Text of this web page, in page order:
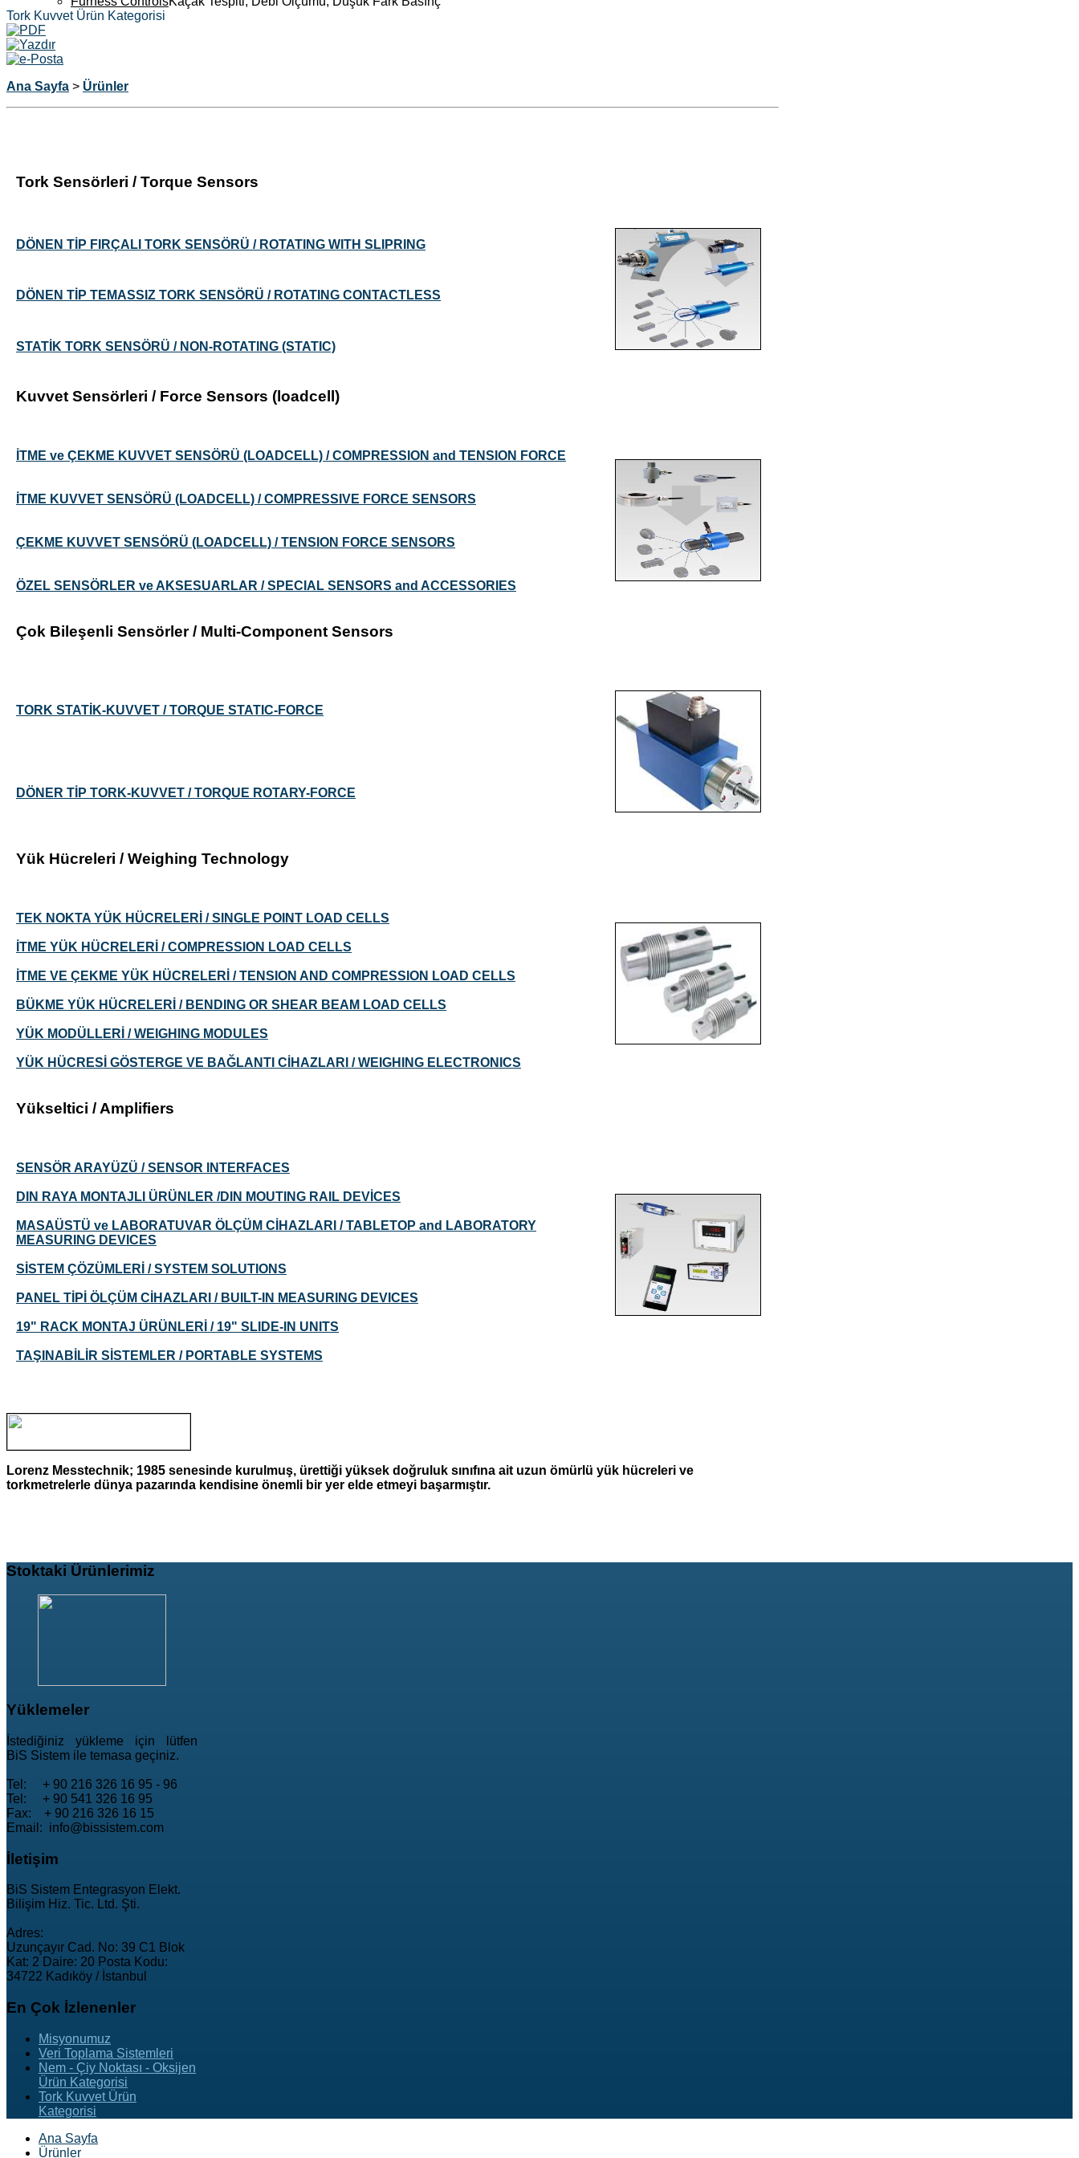
Tork Kuvvet Ürün Kategorisi
Ana Sayfa > Ürünler
Tork Sensörleri / Torque Sensors
DÖNEN TİP FIRÇALI TORK SENSÖRÜ / ROTATING WITH SLIPRING
DÖNEN TİP TEMASSIZ TORK SENSÖRÜ / ROTATING CONTACTLESS
STATİK TORK SENSÖRÜ / NON-ROTATING (STATIC)
Kuvvet Sensörleri / Force Sensors (loadcell)
İTME ve ÇEKME KUVVET SENSÖRÜ (LOADCELL) / COMPRESSION and TENSION FORCE
İTME KUVVET SENSÖRÜ (LOADCELL) / COMPRESSIVE FORCE SENSORS
ÇEKME KUVVET SENSÖRÜ (LOADCELL) / TENSION FORCE SENSORS
ÖZEL SENSÖRLER ve AKSESUARLAR / SPECIAL SENSORS and ACCESSORIES
Çok Bileşenli Sensörler / Multi-Component Sensors
TORK STATİK-KUVVET / TORQUE STATIC-FORCE
DÖNER TİP TORK-KUVVET / TORQUE ROTARY-FORCE
Yük Hücreleri / Weighing Technology
TEK NOKTA YÜK HÜCRELERİ / SINGLE POINT LOAD CELLS
İTME YÜK HÜCRELERİ / COMPRESSION LOAD CELLS
İTME VE ÇEKME YÜK HÜCRELERİ / TENSION AND COMPRESSION LOAD CELLS
BÜKME YÜK HÜCRELERİ / BENDING OR SHEAR BEAM LOAD CELLS
YÜK MODÜLLERİ / WEIGHING MODULES
YÜK HÜCRESİ GÖSTERGE VE BAĞLANTI CİHAZLARI / WEIGHING ELECTRONICS
Yükseltici / Amplifiers
SENSÖR ARAYÜZÜ / SENSOR INTERFACES
DIN RAYA MONTAJLI ÜRÜNLER /DIN MOUTING RAIL DEVİCES
MASAÜSTÜ ve LABORATUVAR ÖLÇÜM CİHAZLARI / TABLETOP and LABORATORY
MEASURING DEVICES
SİSTEM ÇÖZÜMLERİ / SYSTEM SOLUTIONS
PANEL TİPİ ÖLÇÜM CİHAZLARI / BUILT-IN MEASURING DEVICES
19" RACK MONTAJ ÜRÜNLERİ / 19" SLIDE-IN UNITS
TAŞINABİLİR SİSTEMLER / PORTABLE SYSTEMS
Lorenz Messtechnik; 1985 senesinde kurulmuş, ürettiği yüksek doğruluk sınıfına ait uzun ömürlü yük hücreleri ve
torkmetrelerle dünya pazarında kendisine önemli bir yer elde etmeyi başarmıştır.
Stoktaki Ürünlerimiz
Yüklemeler
İstediğiniz yükleme için lütfen
BiS Sistem ile temasa geçiniz.
Tel: + 90 216 326 16 95 - 96
Tel: + 90 541 326 16 95
Fax: + 90 216 326 16 15
Email: info@bissistem.com
İletişim
BiS Sistem Entegrasyon Elekt.
Bilişim Hiz. Tic. Ltd. Şti.
Adres:
Uzunçayır Cad. No: 39 C1 Blok
Kat: 2 Daire: 20 Posta Kodu:
34722 Kadıköy / İstanbul
En Çok İzlenenler
Misyonumuz
Veri Toplama Sistemleri
Nem - Çiy Noktası - Oksijen
Ürün Kategorisi
Tork Kuvvet Ürün
Kategorisi
Ana Sayfa
Ürünler